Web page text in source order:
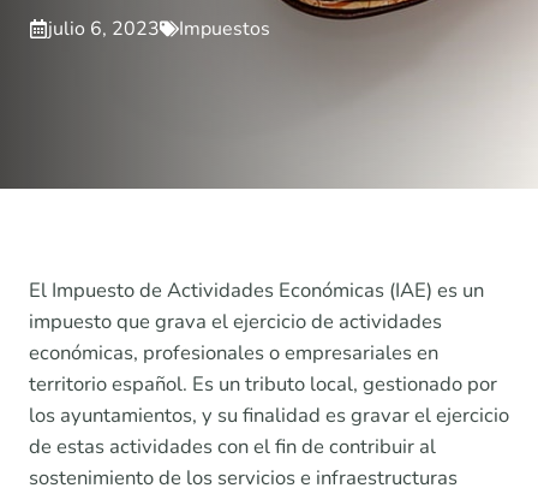
julio 6, 2023 Impuestos
El Impuesto de Actividades Económicas (IAE) es un
impuesto que grava el ejercicio de actividades
económicas, profesionales o empresariales en
territorio español. Es un tributo local, gestionado por
los ayuntamientos, y su finalidad es gravar el ejercicio
de estas actividades con el fin de contribuir al
sostenimiento de los servicios e infraestructuras